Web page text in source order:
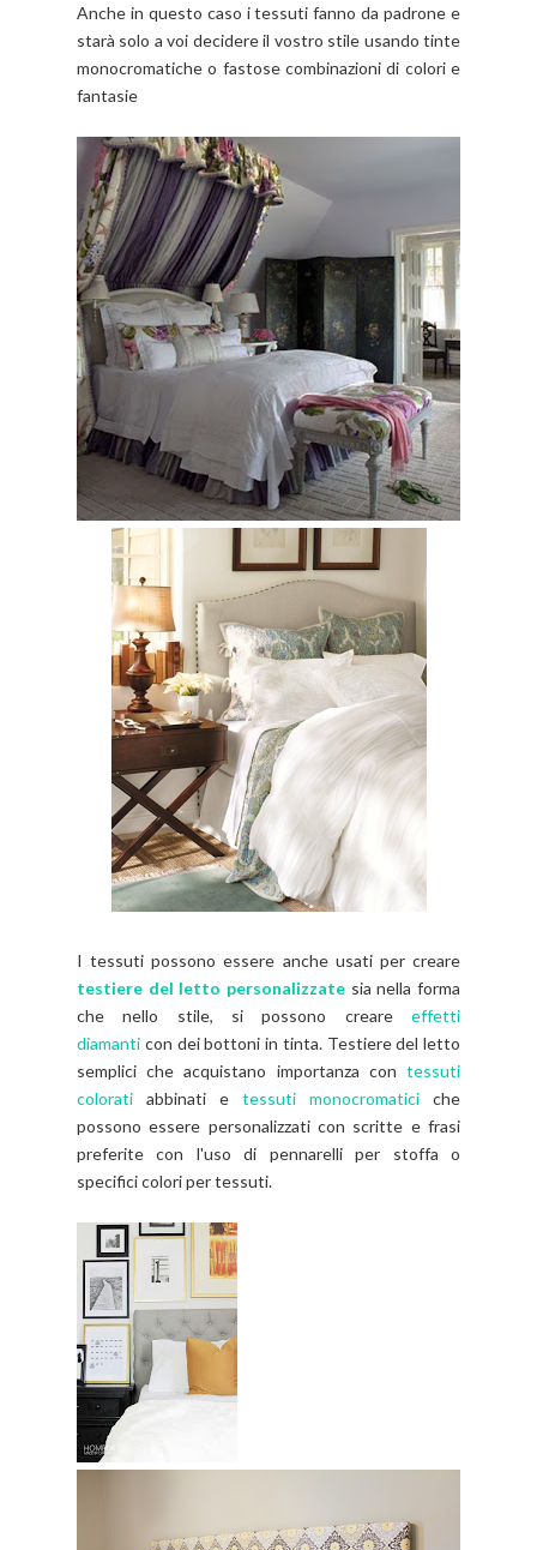
Anche in questo caso i tessuti fanno da padrone e
starà solo a voi decidere il vostro stile usando tinte
monocromatiche o fastose combinazioni di colori e
fantasie
I tessuti possono essere anche usati per creare
testiere del letto personalizzate sia nella forma
che nello stile, si possono creare effetti
diamanti con dei bottoni in tinta. Testiere del letto
semplici che acquistano importanza con tessuti
colorati abbinati e tessuti monocromatici che
possono essere personalizzati con scritte e frasi
preferite con l'uso di pennarelli per stoffa o
specifici colori per tessuti.